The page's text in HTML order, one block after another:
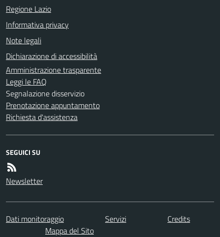
Regione Lazio
Informativa privacy
Note legali
Dichiarazione di accessibilità
Amministrazione trasparente
Leggi le FAQ
Segnalazione disservizio
Prenotazione appuntamento
Richiesta d'assistenza
SEGUICI SU
Newsletter
Dati monitoraggio Servizi
Credits
Mappa del Sito